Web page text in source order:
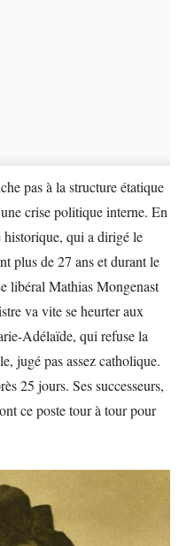
pas à la structure étatique
crise politique interne. En
historique, qui a dirigé le
plus de 27 ans et durant le
libéral Mathias Mongenast
va vite se heurter aux
Adélaïde, qui refuse la
jugé pas assez catholique.
25 jours. Ses successeurs,
ce poste tour à tour pour